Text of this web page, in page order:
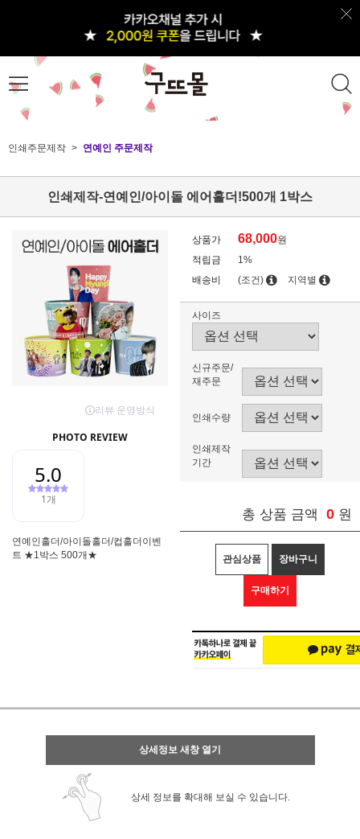
인쇄주문제작 연예인 주문제작
인쇄제작-연예인/아이돌 에어홀더!500개 1박스
연예인홀더/아이돌홀더/컵홀더이벤
트 ★1박스 500개★
상품가 68,000원
적립금
1%
배송비
(조건) 지역별
사이즈
신규주문/
재주문
인쇄수량
인쇄제작
기간
총 상품 금액 0 원
관심상품 장바구니
구매하기
상세정보 새창 열기
상세 정보를 확대해 보실 수 있습니다.